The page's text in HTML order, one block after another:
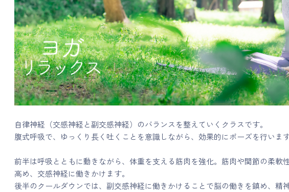
表示
自律神経（交感神経と副交感神経）のバランスを整えていくクラスです。
腹式呼吸で、ゆっくり長く吐くことを意識しながら、効果的にポーズを行います
前半は呼吸とともに動きながら、体重を支える筋肉を強化。筋肉や関節の柔軟
高め、交感神経に働きかけます。
後半のクールダウンでは、副交感神経に働きかけることで脳の働きを鎮め、精